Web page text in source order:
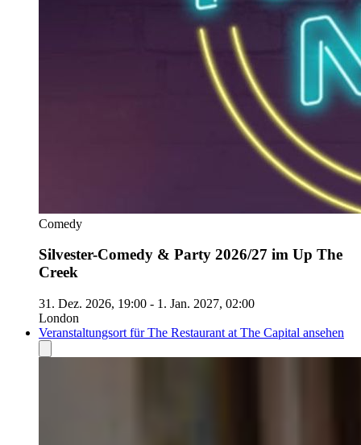
Comedy
Silvester-Comedy & Party 2026/27 im Up The
Creek
31. Dez. 2026, 19:00 - 1. Jan. 2027, 02:00
London
Veranstaltungsort für The Restaurant at The Capital ansehen